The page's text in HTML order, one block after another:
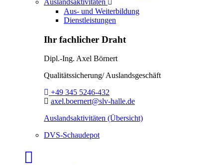
Auslandsaktivitäten
Aus- und Weiterbildung
Dienstleistungen
Ihr fachlicher Draht
Dipl.-Ing. Axel Börnert
Qualitätssicherung/ Auslandsgeschäft
Telefon:
+49 345 5246-432
E-Mail:
axel.boernert@slv-halle.de
Auslandsaktivitäten (Übersicht)
DVS-Schaudepot